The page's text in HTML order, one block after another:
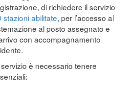
di richiedere il servizio
stazioni abilitate, per l’accesso al
al posto assegnato e
con accompagnamento
è necessario tenere